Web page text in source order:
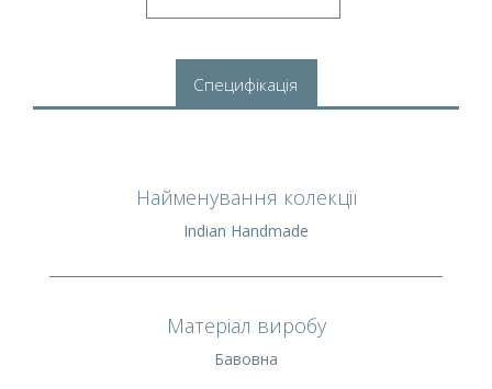
Специфікація
Найменування колекції
Indian Handmade
Матеріал виробу
Бавовна